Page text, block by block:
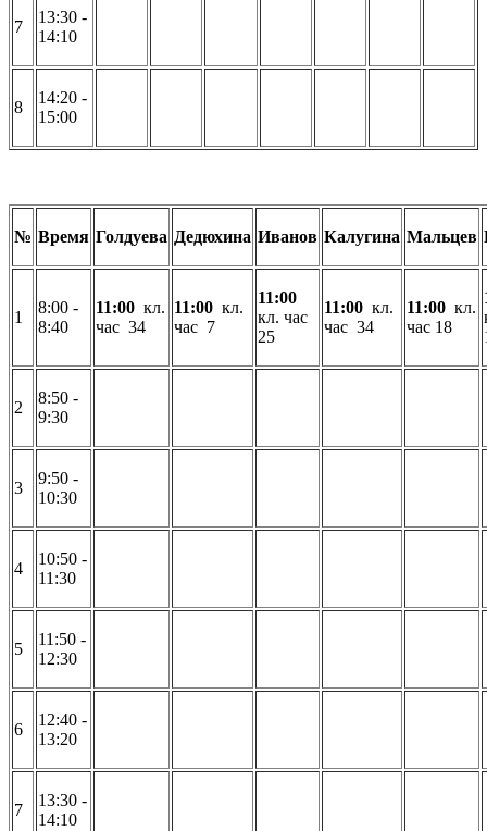
7
13:30 -
14:10
8
14:20 -
15:00
№ Время Голдуева Дедюхина Иванов Калугина Мальцев
1
8:00 -
8:40
11:00 кл.
час 34
11:00 кл.
час 7
11:00
кл. час
25
11:00 кл.
час 34
11:00 кл.
час 18
2
8:50 -
9:30
3
9:50 -
10:30
4
10:50 -
11:30
5
11:50 -
12:30
6
12:40 -
13:20
7
13:30 -
14:10